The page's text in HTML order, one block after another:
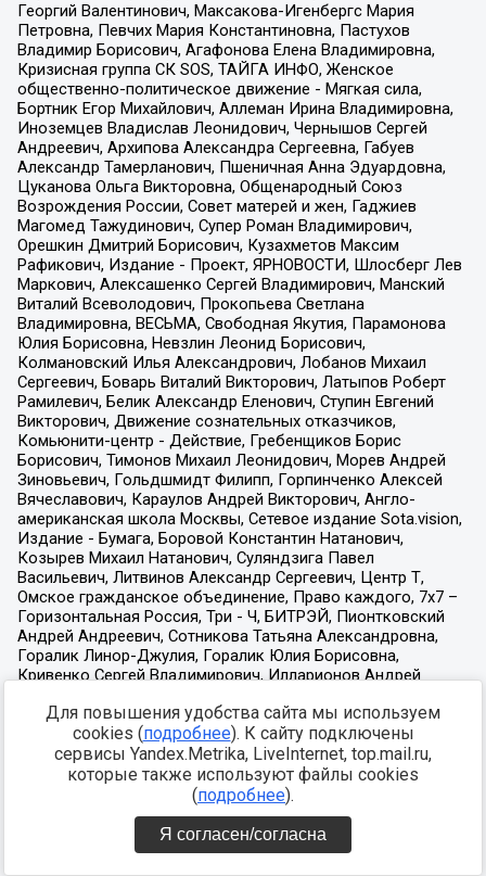
Для повышения удобства сайта мы используем
cookies (подробнее). К сайту подключены
сервисы Yandex.Metrika, LiveInternet, top.mail.ru,
которые также используют файлы cookies
(подробнее).
Я согласен/согласна